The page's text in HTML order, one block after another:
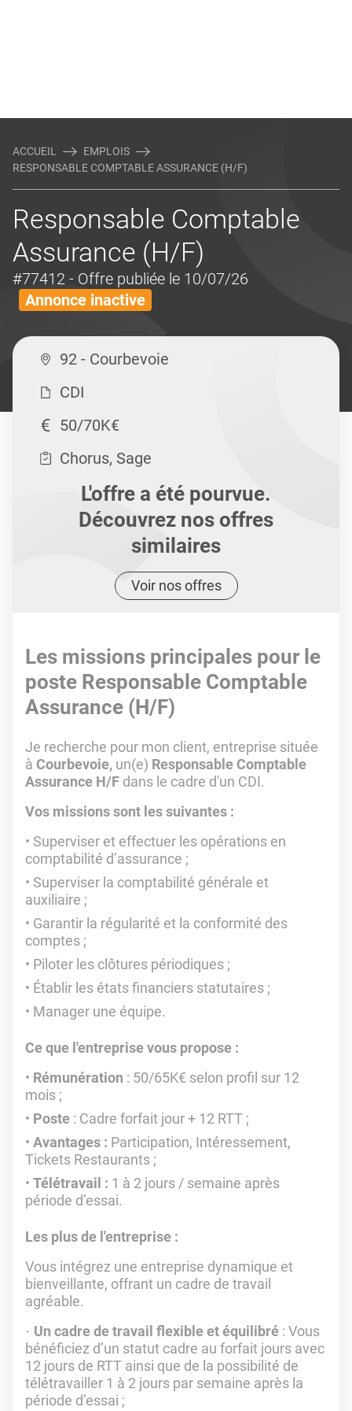
ACCUEIL
EMPLOIS
RESPONSABLE COMPTABLE ASSURANCE (H/F)
Responsable Comptable
Assurance (H/F)
#77412 - Offre publiée le 10/07/26
Annonce inactive
92 - Courbevoie
CDI
50/70K€
Chorus, Sage
L'offre a été pourvue.
Découvrez nos offres
similaires
Voir nos offres
Les missions principales pour le
poste Responsable Comptable
Assurance (H/F)
Je recherche pour mon client, entreprise située
à Courbevoie, un(e) Responsable Comptable
Assurance H/F dans le cadre d'un CDI.
Vos missions sont les suivantes :
Superviser et effectuer les opérations en
comptabilité d’assurance ;
Superviser la comptabilité générale et
auxiliaire ;
Garantir la régularité et la conformité des
comptes ;
Piloter les clôtures périodiques ;
Établir les états financiers statutaires ;
Manager une équipe.
Ce que l'entreprise vous propose :
Rémunération : 50/65K€ selon profil sur 12
mois ;
Poste : Cadre forfait jour + 12 RTT ;
Avantages : Participation, Intéressement,
Tickets Restaurants ;
Télétravail : 1 à 2 jours / semaine après
période d’essai.
Les plus de l'entreprise :
Vous intégrez une entreprise dynamique et
bienveillante, offrant un cadre de travail
agréable.
· Un cadre de travail flexible et équilibré : Vous
bénéficiez d’un statut cadre au forfait jours avec
12 jours de RTT ainsi que de la possibilité de
télétravailler 1 à 2 jours par semaine après la
période d’essai ;